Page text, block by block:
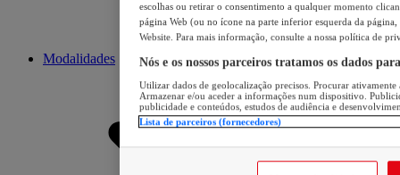
Modalidades
escolhas ou retirar o consentimento a qualquer momento
página Web (ou no ícone na parte inferior esquerda da página,
Website. Para mais informação, consulte a nossa política de
Nós e os nossos parceiros tratamos os dados
Utilizar dados de geolocalização precisos. Procurar
Armazenar e/ou aceder a informações num dispositivo.
publicidade e conteúdos, estudos de audiência e
Lista de parceiros (fornecedores)